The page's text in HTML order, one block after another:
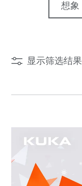
想象
显示筛选结果
复原